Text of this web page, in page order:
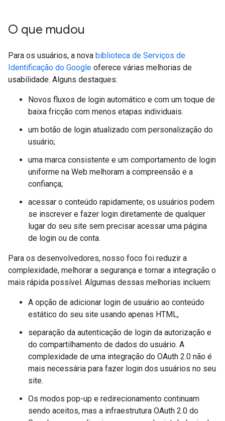
O que mudou
Para os usuários, a nova biblioteca de Serviços de
Identificação do Google oferece várias melhorias de
usabilidade. Alguns destaques:
Novos fluxos de login automático e com um toque de
baixa fricção com menos etapas individuais.
um botão de login atualizado com personalização do
usuário;
uma marca consistente e um comportamento de login
uniforme na Web melhoram a compreensão e a
confiança;
acessar o conteúdo rapidamente; os usuários podem
se inscrever e fazer login diretamente de qualquer
lugar do seu site sem precisar acessar uma página
de login ou de conta.
Para os desenvolvedores, nosso foco foi reduzir a
complexidade, melhorar a segurança e tornar a integração o
mais rápida possível. Algumas dessas melhorias incluem:
A opção de adicionar login de usuário ao conteúdo
estático do seu site usando apenas HTML,
separação da autenticação de login da autorização e
do compartilhamento de dados do usuário. A
complexidade de uma integração do OAuth 2.0 não é
mais necessária para fazer login dos usuários no seu
site.
Os modos pop-up e redirecionamento continuam
sendo aceitos, mas a infraestrutura OAuth 2.0 do